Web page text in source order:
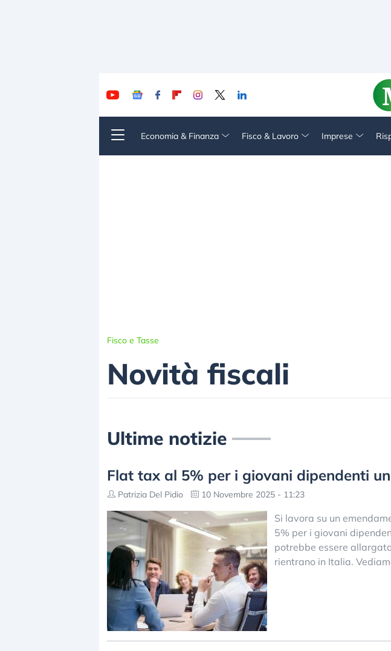
Economia & Finanza Fisco & Lavoro Imprese
Fisco e Tasse
Novità fiscali
Ultime notizie
Flat tax al 5% per i giovani dipendenti
Patrizia Del Pidio 10 Novembre 2025 - 11:23
Si lavora su un
5% per i giovani
potrebbe essere
rientrano in Italia.